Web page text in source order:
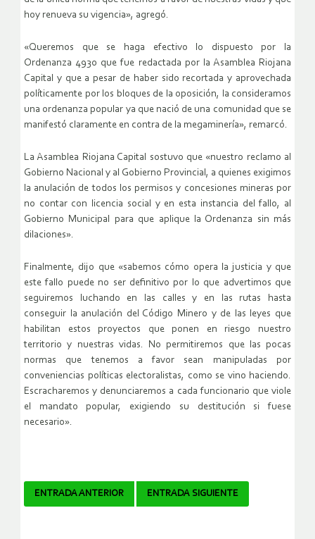
hoy renueva su vigencia», agregó.
«Queremos que se haga efectivo lo dispuesto por la
Ordenanza 4930 que fue redactada por la Asamblea Riojana
Capital y que a pesar de haber sido recortada y aprovechada
políticamente por los bloques de la oposición, la consideramos
una ordenanza popular ya que nació de una comunidad que se
manifestó claramente en contra de la megaminería», remarcó.
La Asamblea Riojana Capital sostuvo que «nuestro reclamo al
Gobierno Nacional y al Gobierno Provincial, a quienes exigimos
la anulación de todos los permisos y concesiones mineras por
no contar con licencia social y en esta instancia del fallo, al
Gobierno Municipal para que aplique la Ordenanza sin más
dilaciones».
Finalmente, dijo que «sabemos cómo opera la justicia y que
este fallo puede no ser definitivo por lo que advertimos que
seguiremos luchando en las calles y en las rutas hasta
conseguir la anulación del Código Minero y de las leyes que
habilitan estos proyectos que ponen en riesgo nuestro
territorio y nuestras vidas. No permitiremos que las pocas
normas que tenemos a favor sean manipuladas por
conveniencias políticas electoralistas, como se vino haciendo.
Escracharemos y denunciaremos a cada funcionario que viole
el mandato popular, exigiendo su destitución si fuese
necesario».
Navegador
ENTRADA ANTERIOR ENTRADA SIGUIENTE